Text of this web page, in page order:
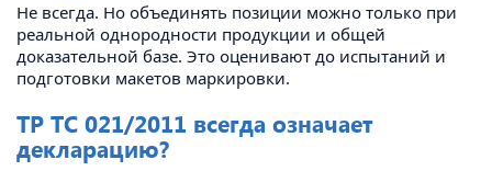
Не всегда. Но объединять позиции можно только при
реальной однородности продукции и общей
доказательной базе. Это оценивают до испытаний и
подготовки макетов маркировки.
ТР ТС 021/2011 всегда означает
декларацию?